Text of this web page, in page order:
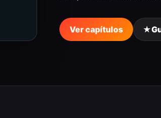
Ver capítulos ★